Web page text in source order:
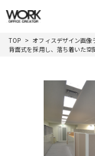
TOP
オフィスデザイン画像
背面式を採用し、落ち着いた空